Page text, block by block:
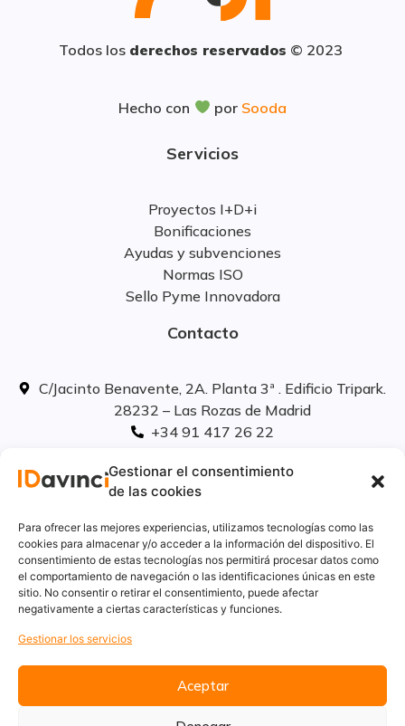
Gestionar el consentimiento
de las cookies
Para ofrecer las mejores experiencias, utilizamos tecnologías como las
cookies para almacenar y/o acceder a la información del dispositivo. El
consentimiento de estas tecnologías nos permitirá procesar datos como
el comportamiento de navegación o las identificaciones únicas en este
sitio. No consentir o retirar el consentimiento, puede afectar
negativamente a ciertas características y funciones.
Gestionar los servicios
Aceptar
Todos los derechos reservados © 2023
Hecho con por Sooda
Servicios
Proyectos I+D+i
Bonificaciones
Ayudas y subvenciones
Normas ISO
Sello Pyme Innovadora
Contacto
C/Jacinto Benavente, 2A. Planta 3ª . Edificio Tripark.
28232 – Las Rozas de Madrid
+34 91 417 26 22
linkedIn
Aviso Legal
Privacidad
Cookies